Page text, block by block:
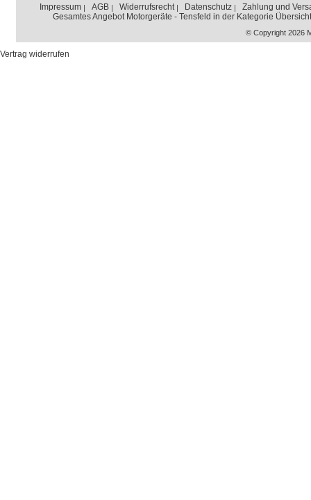
Impressum AGB Widerrufsrecht Datenschutz
Zahlung und
Gesamtes Angebot Motorgeräte - Tensfeld in der Kategorie Übersicht
© Copyright 2026
Vertrag widerrufen